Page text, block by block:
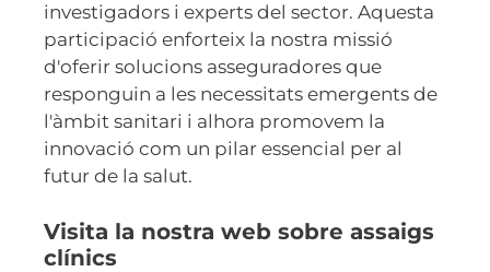
investigadors i experts del sector. Aquesta
participació enforteix la nostra missió
d'oferir solucions asseguradores que
responguin a les necessitats emergents de
l'àmbit sanitari i alhora promovem la
innovació com un pilar essencial per al
futur de la salut.
Visita la nostra web sobre assaigs
clínics